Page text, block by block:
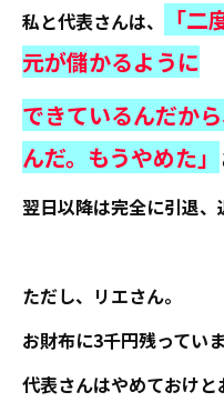
私と代表さんは、
「
元が儲かるように
できているんだか
んだ。もうやめた」
翌日以降は完全に引退、
ただし、リエさん。
お財布に3千円残ってい
代表さんはやめておけ